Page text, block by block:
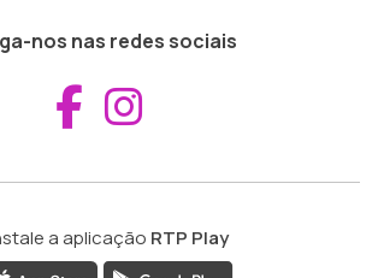
nos nas redes sociais
Aceder ao
a aplicação RTP Play